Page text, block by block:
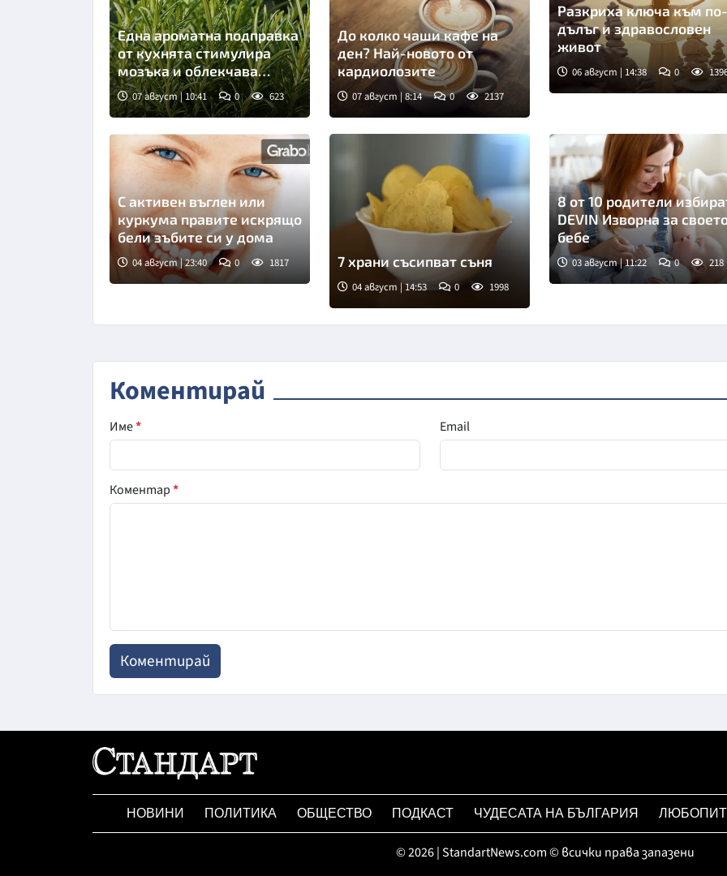
Снимка: Пиксабей
Една ароматна подправка
от кухнята стимулира
мозъка и облекчава
стреса
07 август | 10:41 0 623
Снимка: Пиксабей
До колко чаши кафе на
ден? Най-новото от
кардиолозите
07 август | 8:14 0 2137
Разкриха ключа към по-
дълъг и здравословен
живот
06 август | 14:38 0
С активен въглен или
куркума правите искрящо
бели зъбите си у дома
04 август | 23:40 0 1817
Снимка: БГНЕС
7 храни съсипват съня
04 август | 14:53 0 1998
8 от 10 родители
DEVIN Изворна за
бебе
03 август | 11:22 0 218
Коментирай
Име* Email
Коментар*
НОВИНИ ПОЛИТИКА ОБЩЕСТВО ПОДКАСТ ЧУДЕСАТА НА БЪЛГАРИЯ
© 2026 | StandartNews.com © всички права запазени